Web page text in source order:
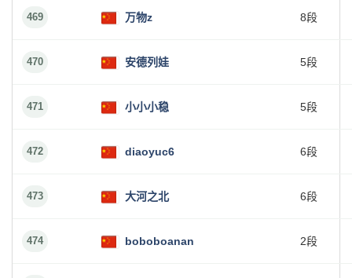
469 万物z 8段
470 安德列娃 5段
471 小小小稳 5段
472 diaoyuc6 6段
473 大河之北 6段
474 boboboanan 2段